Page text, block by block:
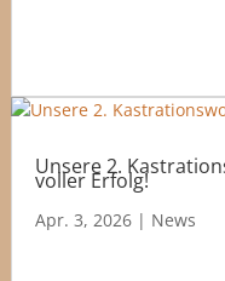
Unsere 2.
voller Erfolg!
Apr. 3, 2026| News